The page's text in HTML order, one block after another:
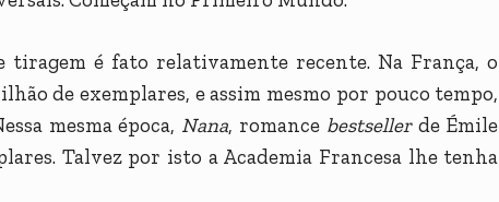
tiragem é fato relativamente recente. Na França, o
de exemplares, e assim mesmo por pouco tempo,
mesma época, Nana, romance bestsellerde Émile
Talvez por isto a Academia Francesa lhe tenha